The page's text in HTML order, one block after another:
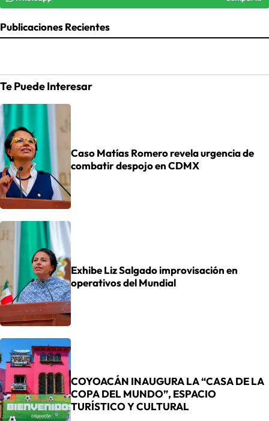
Publicaciones Recientes
Te Puede Interesar
Caso Matías Romero revela urgencia de
combatir despojo en CDMX
Exhibe Liz Salgado improvisación en
operativos del Mundial
COYOACÁN INAUGURA LA “CASA DE LA
COPA DEL MUNDO”, ESPACIO
TURÍSTICO Y CULTURAL